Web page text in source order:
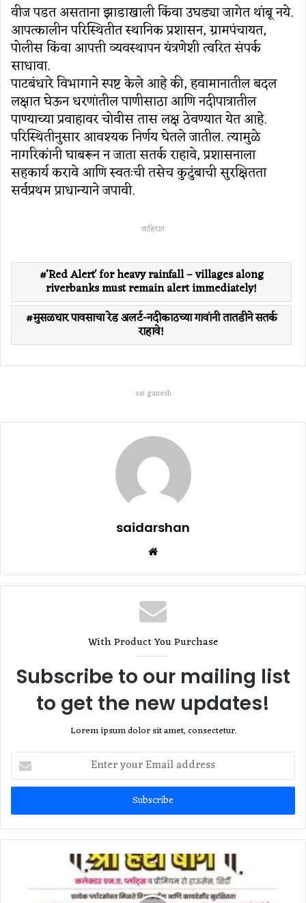
वीज पडत असताना झाडाखाली किंवा उघड्या जागेत थांबू नये.
आपत्कालीन परिस्थितीत स्थानिक प्रशासन, ग्रामपंचायत,
पोलीस किंवा आपत्ती व्यवस्थापन यंत्रणेशी त्वरित संपर्क
साधावा.
पाटबंधारे विभागाने स्पष्ट केले आहे की, हवामानातील बदल
लक्षात घेऊन धरणांतील पाणीसाठा आणि नदीपात्रातील
पाण्याच्या प्रवाहावर चोवीस तास लक्ष ठेवण्यात येत आहे.
परिस्थितीनुसार आवश्यक निर्णय घेतले जातील. त्यामुळे
नागरिकांनी घाबरून न जाता सतर्क राहावे, प्रशासनाला
सहकार्य करावे आणि स्वतःची तसेच कुटुंबाची सुरक्षितता
सर्वप्रथम प्राधान्याने जपावी.
जाहिरात
'Red Alert' for heavy rainfall – villages along
riverbanks must remain alert immediately!
मुसळधार पावसाचा रेड अलर्ट-नदीकाठच्या गावांनी तातडीने सतर्क
राहावे!
sai ganesh
saidarshan
With Product You Purchase
Subscribe to our mailing list
to get the new updates!
Lorem ipsum dolor sit amet, consectetur.
Enter
your
Email